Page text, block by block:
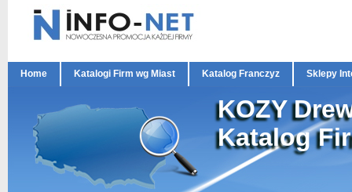
Home Katalogi Firm wg Miast Katalog Franczyz Sklepy
KOZY
Katalog